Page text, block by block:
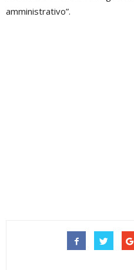
amministrativo”.